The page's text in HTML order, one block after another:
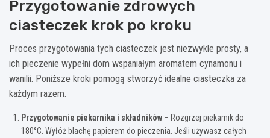
Przygotowanie zdrowych
ciasteczek krok po kroku
Proces przygotowania tych ciasteczek jest niezwykle prosty, a
ich pieczenie wypełni dom wspaniałym aromatem cynamonu i
wanilii. Poniższe kroki pomogą stworzyć idealne ciasteczka za
każdym razem.
Przygotowanie piekarnika i składników – Rozgrzej piekarnik do
180°C. Wyłóż blachę papierem do pieczenia. Jeśli używasz całych